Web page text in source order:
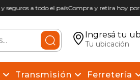
seguros a todo el paísCompra y retira hoy por
Ingresá tu
Tu ubicación
Transmisión Ferretería